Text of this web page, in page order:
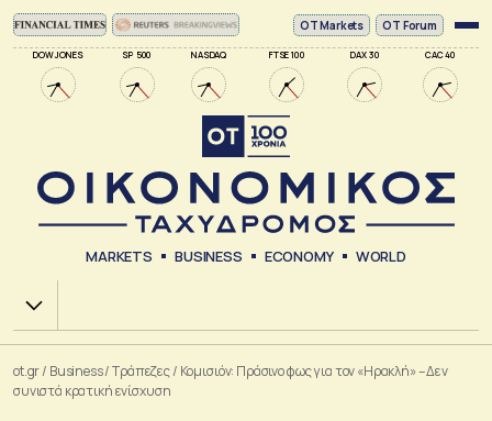
DOW JONES SP 500 NASDAQ FTSE 100 DAX 30 CAC 40
ΟΤ Markets OT Forum
MARKETS BUSINESS ECONOMY WORLD
Χ.Α.
ot.gr/ Business/Τράπεζες/ Κομισιόν: Πράσινο φως για τον «Ηρακλή» – Δεν
συνιστά κρατική ενίσχυση